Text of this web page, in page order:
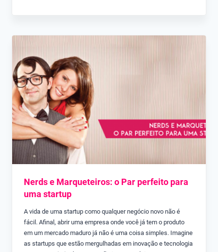
Nerds e Marqueteiros: o Par perfeito para
uma startup
A vida de uma startup como qualquer negócio novo não é
fácil. Afinal, abrir uma empresa onde você já tem o produto
em um mercado maduro já não é uma coisa simples. Imagine
as startups que estão mergulhadas em inovação e tecnologia